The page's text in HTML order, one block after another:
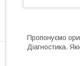
Пропонуємо
Діагностика.